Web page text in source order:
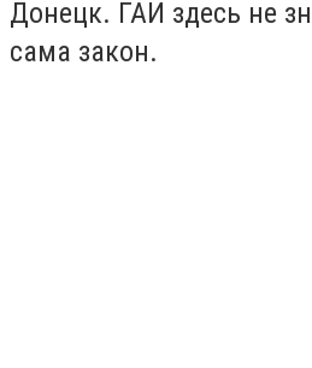
Донецк. ГАИ здесь не
сама закон.